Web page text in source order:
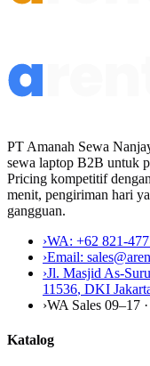
PT Amanah Sewa
sewa laptop B2B untuk
Pricing kompetitif
menit, pengiriman hari
gangguan.
›WA: +62 821-
›Email:
›Jl. Masjid As-
11536, DKI
›WA Sales 09–17
Katalog